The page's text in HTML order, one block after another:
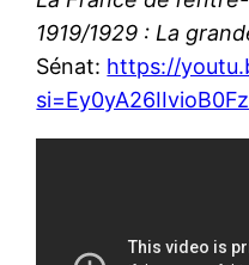
1919/1929 : La
Sénat: https://
si=Ey0yA26IIvioB0Fz